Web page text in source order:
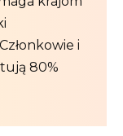
i
80%